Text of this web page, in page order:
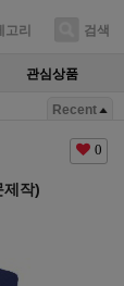
고리 검색
관심상품
Recent
0
제작)